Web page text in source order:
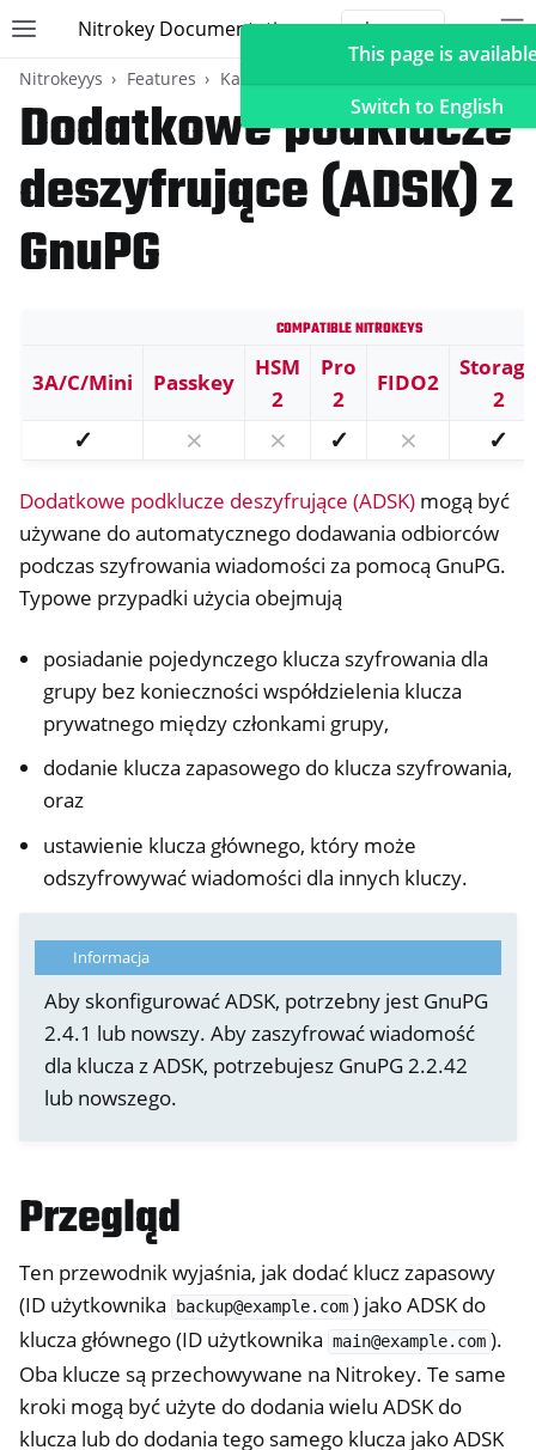
Toggle site navigation sidebar
Nitrokey Documentation
navigation of Features
navigation of TOTP
navigation of OpenVPN
navigation of SSH
navigation of Szyfrowanie dysków twardych
Nitrokeyys Features Karta OpenPGP
Dodatkowe podklucze
deszyfrujące (ADSK) z
GnuPG
Compatible Nitrokeys
3A/C/Mini Passkey
HSM
2
Pro
2
FIDO2
2
✓ ⨯ ⨯ ✓ ⨯ ✓
Dodatkowe podklucze deszyfrujące (ADSK) mogą być
używane do automatycznego dodawania odbiorców
podczas szyfrowania wiadomości za pomocą GnuPG.
Typowe przypadki użycia obejmują
posiadanie pojedynczego klucza szyfrowania dla
grupy bez konieczności współdzielenia klucza
prywatnego między członkami grupy,
dodanie klucza zapasowego do klucza szyfrowania,
oraz
ustawienie klucza głównego, który może
odszyfrowywać wiadomości dla innych kluczy.
Informacja
Aby skonfigurować ADSK, potrzebny jest GnuPG
2.4.1 lub nowszy. Aby zaszyfrować wiadomość
dla klucza z ADSK, potrzebujesz GnuPG 2.2.42
lub nowszego.
Przegląd
Ten przewodnik wyjaśnia, jak dodać klucz zapasowy
(ID użytkownika
backup@example.com ) jako ADSK do
klucza głównego (ID użytkownika main@example.com ).
Oba klucze są przechowywane na Nitrokey. Te same
kroki mogą być użyte do dodania wielu ADSK do
klucza lub do dodania tego samego klucza jako ADSK
This page is
Switch to English